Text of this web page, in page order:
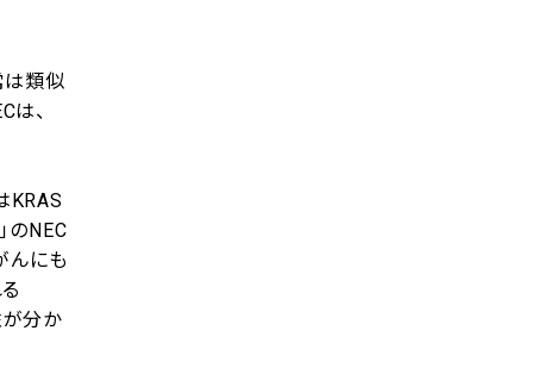
は類似
は、
KRAS
のNEC
んにも
分か